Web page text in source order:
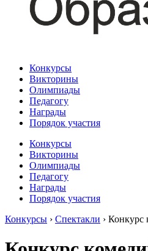
Конкурсы
Викторины
Олимпиады
Педагогу
Награды
Порядок участия
Конкурсы
Викторины
Олимпиады
Педагогу
Награды
Порядок участия
Конкурсы › Спектакли › Конкурс